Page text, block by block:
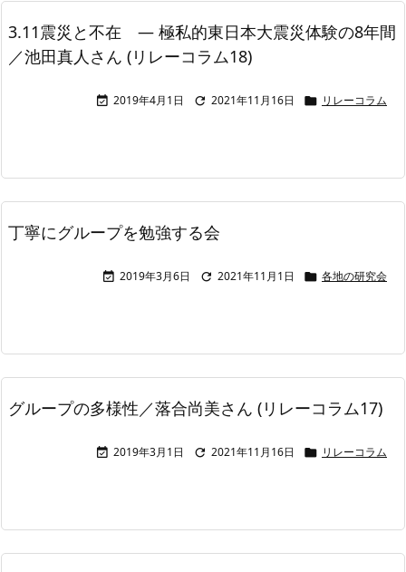
3.11震災と不在 ― 極私的東日本大震災体験の8年間
／池田真人さん (リレーコラム18)
 2019年4月1日  2021年11月16日  リレーコラム
丁寧にグループを勉強する会
 2019年3月6日  2021年11月1日  各地の研究会
グループの多様性／落合尚美さん (リレーコラム17)
 2019年3月1日  2021年11月16日  リレーコラム